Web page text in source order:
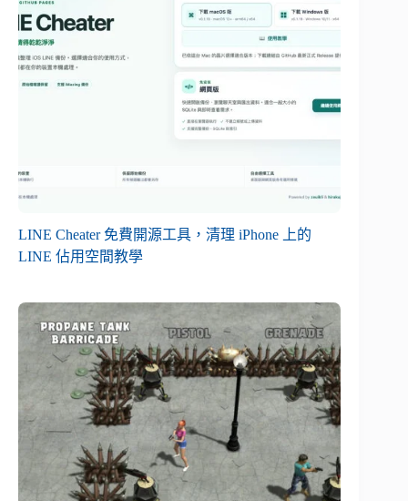
LINE Cheater 免費開源工具，清理 iPhone 上的
LINE 佔用空間教學